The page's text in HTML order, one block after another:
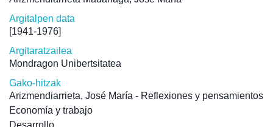
Argitalpen data
[1941-1976]
Argitaratzailea
Mondragon Unibertsitatea
Gako-hitzak
Arizmendiarrieta, José María - Reflexiones y pensamientos
Economía y trabajo